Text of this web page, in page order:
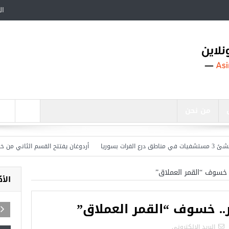
أردوغان يفتتح القسم الثاني من خط
خسوف “القمر العملاق”
خسوف “القمر العملاق”